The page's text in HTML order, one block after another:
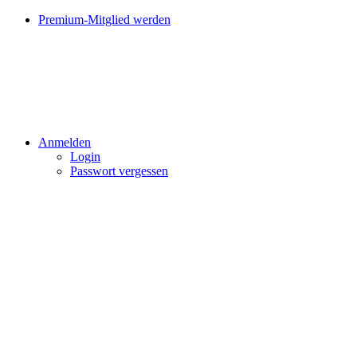
Premium-Mitglied werden
Anmelden
Login
Passwort vergessen